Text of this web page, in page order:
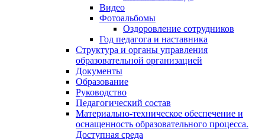
Видео
Фотоальбомы
Оздоровление сотрудников
Год педагога и наставника
Структура и органы управления
образовательной организацией
Документы
Образование
Руководство
Педагогический состав
Материально-техническое обеспечение и
оснащенность образовательного процесса.
Доступная среда